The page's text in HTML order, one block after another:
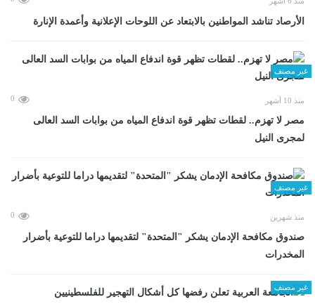
الأرصاد تناشد المواطنين بالابتعاد عن اللوحات الإعلانية وأعمدة الإنارة
غير مصنف
منذ 10 أشهر 0
مصر لا تهزم.. لقطات تظهر قوة اندفاع المياه من بوابات السد العالى
لمجرى النيل
غير مصنف
منذ شهرين 0
صندوق مكافحة الإدمان يشكر "المتحدة" لتقديمها دراما للتوعية بأضرار
المخدرات
غير مصنف